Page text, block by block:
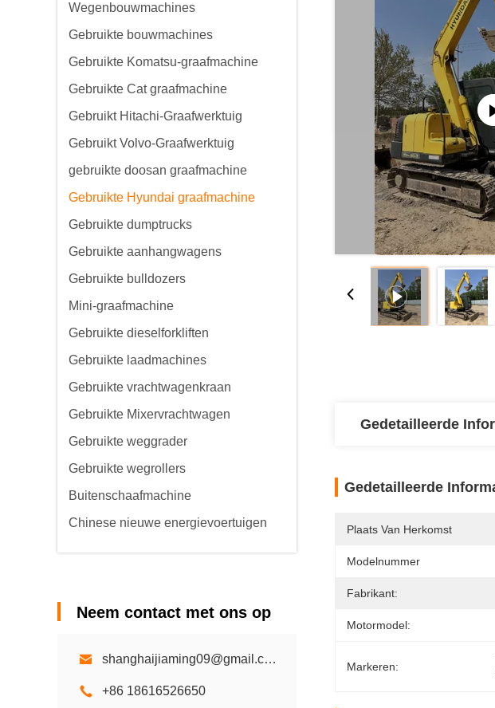
Wegenbouwmachines
Gebruikte bouwmachines
Gebruikte Komatsu-graafmachine
Gebruikte Cat graafmachine
Gebruikt Hitachi-Graafwerktuig
Gebruikt Volvo-Graafwerktuig
gebruikte doosan graafmachine
Gebruikte Hyundai graafmachine
Gebruikte dumptrucks
Gebruikte aanhangwagens
Gebruikte bulldozers
Mini-graafmachine
Gebruikte dieselforkliften
Gebruikte laadmachines
Gebruikte vrachtwagenkraan
Gebruikte Mixervrachtwagen
Gebruikte weggrader
Gebruikte wegrollers
Buitenschaafmachine
Chinese nieuwe energievoertuigen
Neem contact met ons op
shanghaijiaming09@gmail.com
+86 18616526650
Gedetailleerde
Gedetailleerde
Plaats Van Herkomst
Modelnummer
Fabrikant:
Motormodel:
Markeren: